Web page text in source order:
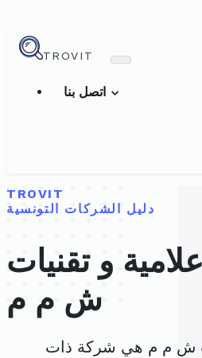
TROVIT
TROVIT
دليل الشركات التونسية
و تقنيات
ش م م
ش م م هي شركة ذات